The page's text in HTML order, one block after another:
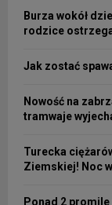
Burza wokół
rodzice
Jak zostać
Nowość na
tramwaje
Turecka
Ziemskiej! Noc
Ponad 2